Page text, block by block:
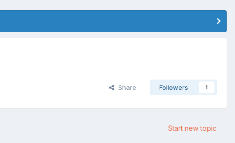
Share Followers 1
Start new topic